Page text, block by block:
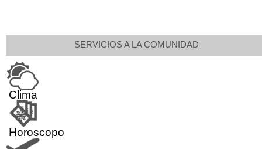
SERVICIOS A LA COMUNIDAD
Clima
Horoscopo